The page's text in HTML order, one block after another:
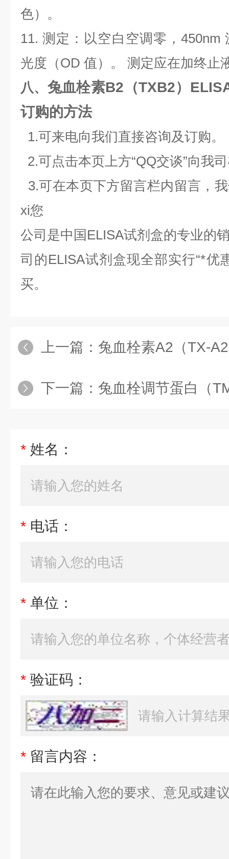
色）。
11.测定：以空白空调零，450nm
光度（OD 值）。 测定应在加终止
八、 兔血栓素B2（TXB2）
订购的方法
1.可来电向我们直接咨询及订购。
2.可点击本页上方“QQ交谈”向我
3.可在本页下方留言栏内留言，
xi您
公司是中国 ELISA试剂盒的专业的
司的ELISA试剂盒现全部实行“*优
买。
上一篇： 兔血栓素A2（TX-A2
下一篇： 兔血栓调节蛋白（
* 姓名：
* 电话：
* 单位：
* 验证码：
* 留言内容：